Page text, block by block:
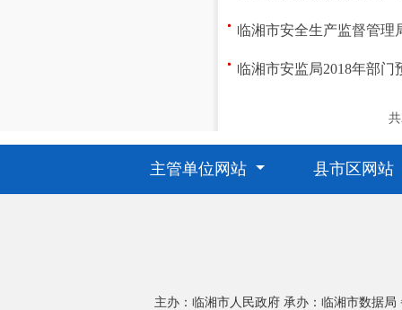
临湘市安全生产监督管理
临湘市安监局2018年部门
主管单位网站 县市区网站
主办：临湘市人民政府 承办：临湘市数据局